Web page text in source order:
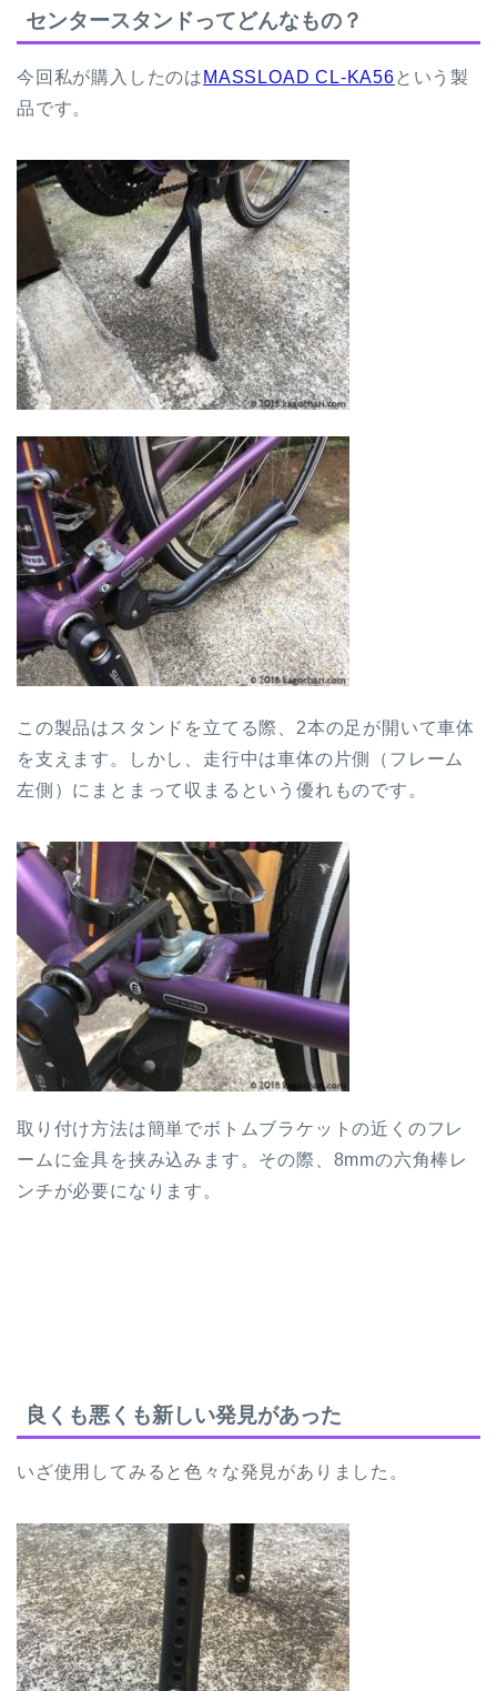
センタースタンドってどんなもの？
今回私が購入したのは MASSLOAD CL-KA56 という製
品です。
この製品はスタンドを立てる際、2本の足が開いて車体
を支えます。しかし、走行中は車体の片側（フレーム
左側）にまとまって収まるという優れものです。
取り付け方法は簡単でボトムブラケットの近くのフレ
ームに金具を挟み込みます。その際、8mmの六角棒レ
ンチが必要になります。
良くも悪くも新しい発見があった
いざ使用してみると色々な発見がありました。